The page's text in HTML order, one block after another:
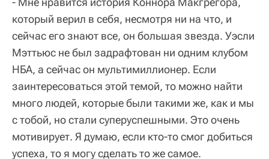
который верил в себя, несмотря ни на что, и
сейчас его знают все, он большая звезда. Уэсли
Мэттьюс не был задрафтован ни одним клубом
НБА, а сейчас он мультимиллионер. Если
заинтересоваться этой темой, то можно найти
много людей, которые были такими же, как и мы
с тобой, но стали суперуспешными. Это очень
мотивирует. Я думаю, если кто-то смог добиться
успеха, то я могу сделать то же самое.